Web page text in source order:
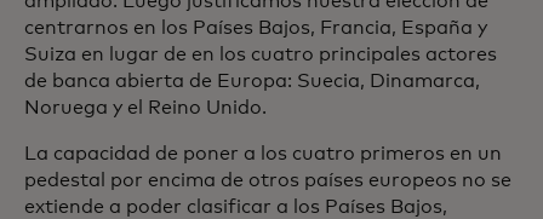
centrarnos en los Países Bajos, Francia, España y
Suiza en lugar de en los cuatro principales actores
de banca abierta de Europa: Suecia, Dinamarca,
Noruega y el Reino Unido.
La capacidad de poner a los cuatro primeros en un
pedestal por encima de otros países europeos no se
extiende a poder clasificar a los Países Bajos,